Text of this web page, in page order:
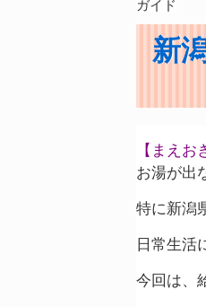
ガイド
新
【まえお
お湯が出
特に新潟
日常生活
今回は、